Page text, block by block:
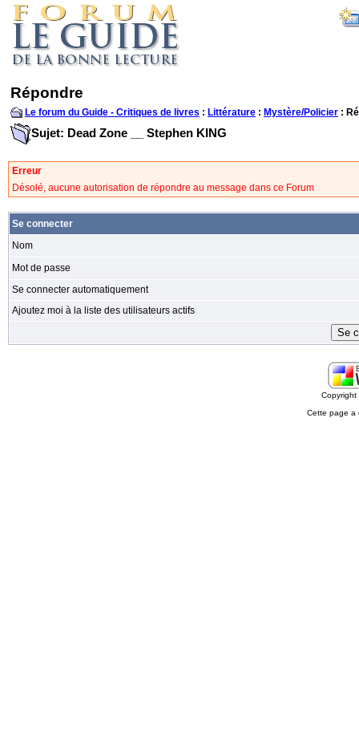
Répondre
Le forum du Guide - Critiques de livres : Littérature : Mystère/Policier :
Sujet: Dead Zone __ Stephen KING
Erreur
Désolé, aucune autorisation de répondre au message dans ce Forum
Se connecter
Nom
Mot de passe
Se connecter automatiquement
Ajoutez moi à la liste des utilisateurs actifs
Cette page a